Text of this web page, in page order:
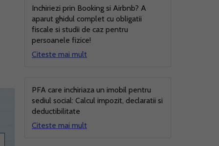
Inchiriezi prin Booking si Airbnb? A
aparut ghidul complet cu obligatii
fiscale si studii de caz pentru
persoanele fizice!
Citeste mai mult
PFA care inchiriaza un imobil pentru
sediul social: Calcul impozit, declaratii si
deductibilitate
Citeste mai mult